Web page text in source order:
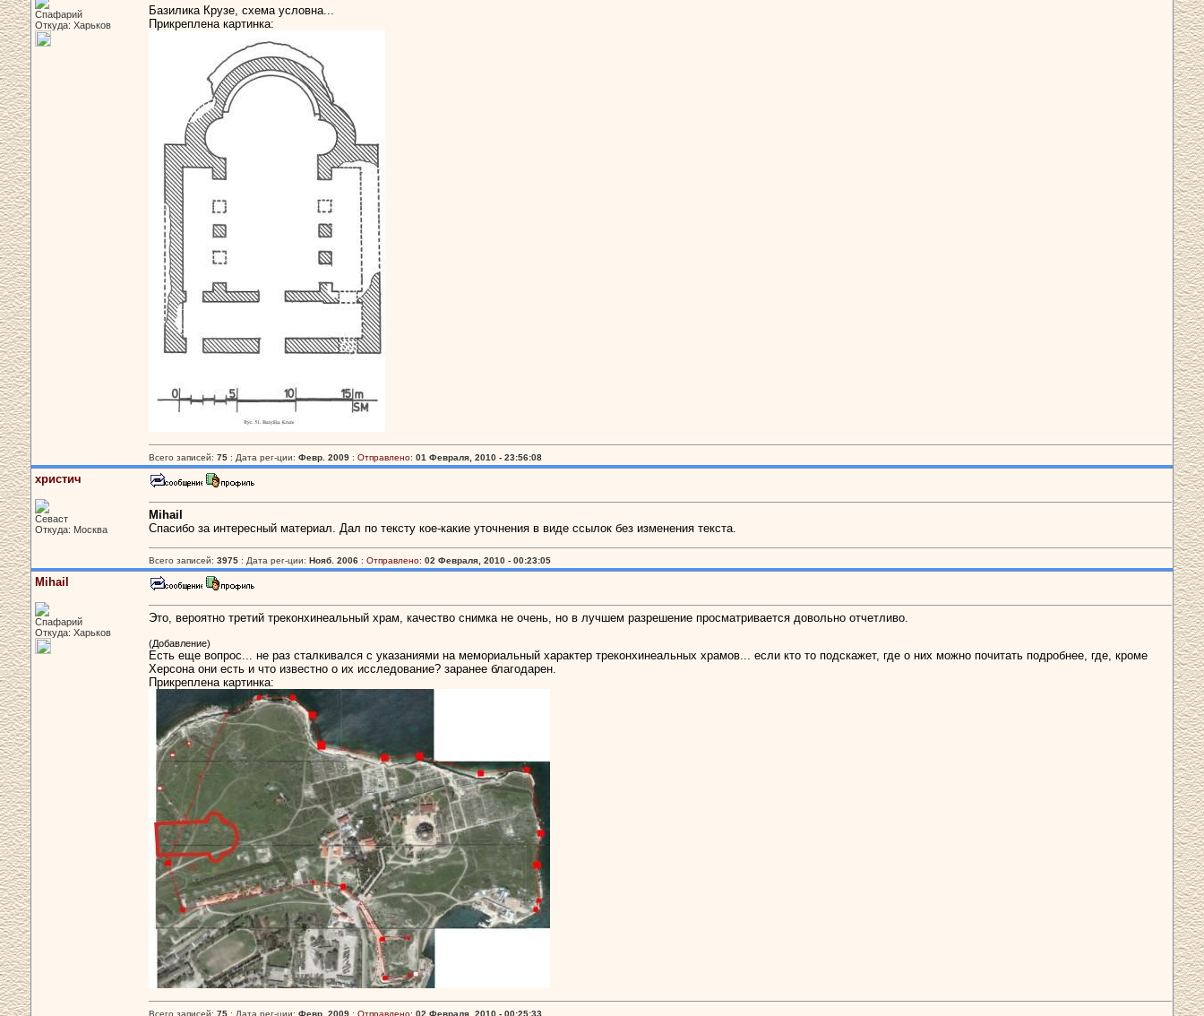
Спафарий
Откуда: Харьков
Базилика Крузе, схема условна...
Прикреплена картинка:
Всего записей: 75 : Дата рег-ции: Февр. 2009 : Отправлено: 01 Февраля, 2010 - 23:56:08
христич
Севаст
Откуда: Москва
Mihail
Спасибо за интересный материал. Дал по тексту кое-какие уточнения в виде ссылок без изменения текста.
Всего записей: 3975 : Дата рег-ции: Нояб. 2006 : Отправлено: 02 Февраля, 2010 - 00:23:05
Mihail
Спафарий
Откуда: Харьков
Это, вероятно третий треконхинеальный храм, качество снимка не очень, но в лучшем разрешение просматривается довольно отчетливо.
(Добавление)
Есть еще вопрос... не раз сталкивался с указаниями на мемориальный характер треконхинеальных храмов... если кто то подскажет, где о них можно почитать подробнее, где, кроме
Херсона они есть и что известно о их исследование? заранее благодарен.
Прикреплена картинка:
Всего записей: 75 : Дата рег-ции: Февр. 2009 : Отправлено: 02 Февраля, 2010 - 00:25:33